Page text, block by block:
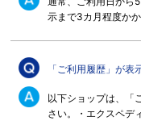
示まで3カ月程度か
「ご利用履歴」が表
以下ショップは、「
さい。・エクスペデ